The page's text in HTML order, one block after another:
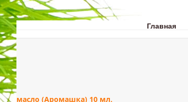
Skip
to
content
Главная
масло (Аромашка) 10 мл.